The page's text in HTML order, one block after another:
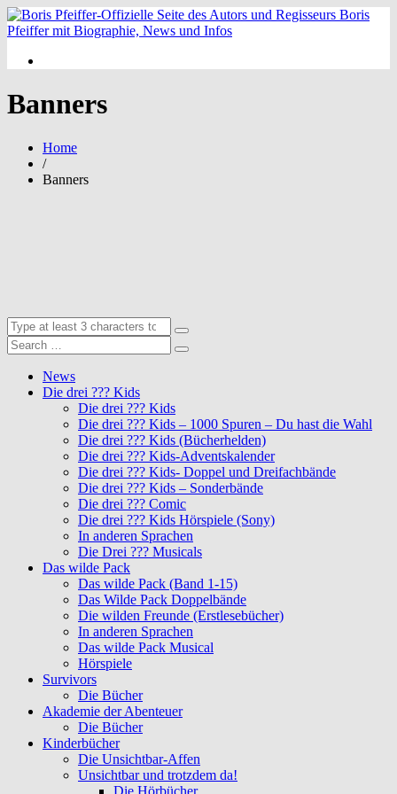
Banners
Home
/
Banners
News
Die drei ??? Kids
Die drei ??? Kids
Die drei ??? Kids – 1000 Spuren – Du hast die Wahl
Die drei ??? Kids (Bücherhelden)
Die drei ??? Kids-Adventskalender
Die drei ??? Kids- Doppel und Dreifachbände
Die drei ??? Kids – Sonderbände
Die drei ??? Comic
Die drei ??? Kids Hörspiele (Sony)
In anderen Sprachen
Die Drei ??? Musicals
Das wilde Pack
Das wilde Pack (Band 1-15)
Das Wilde Pack Doppelbände
Die wilden Freunde (Erstlesebücher)
In anderen Sprachen
Das wilde Pack Musical
Hörspiele
Survivors
Die Bücher
Akademie der Abenteuer
Die Bücher
Kinderbücher
Die Unsichtbar-Affen
Unsichtbar und trotzdem da!
Die Hörbücher